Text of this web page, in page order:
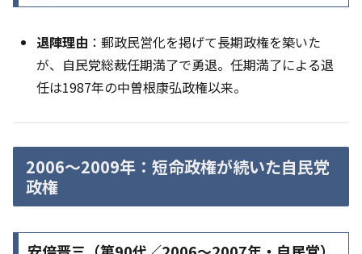
退陣理由 ：郵政民営化を掲げて長期政権を築いた
が、自民党総裁任期満了で勇退。任期満了による退
任は1987年の中曽根康弘政権以来。
2006〜2009年：短命政権が続いた自民党
政権